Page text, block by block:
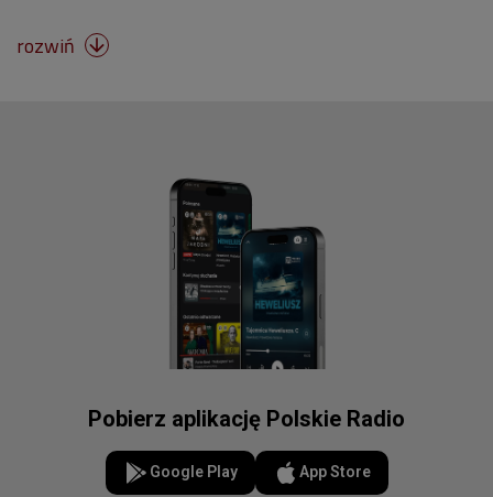
rozwiń 
Pobierz aplikację Polskie Radio
Google Play App Store